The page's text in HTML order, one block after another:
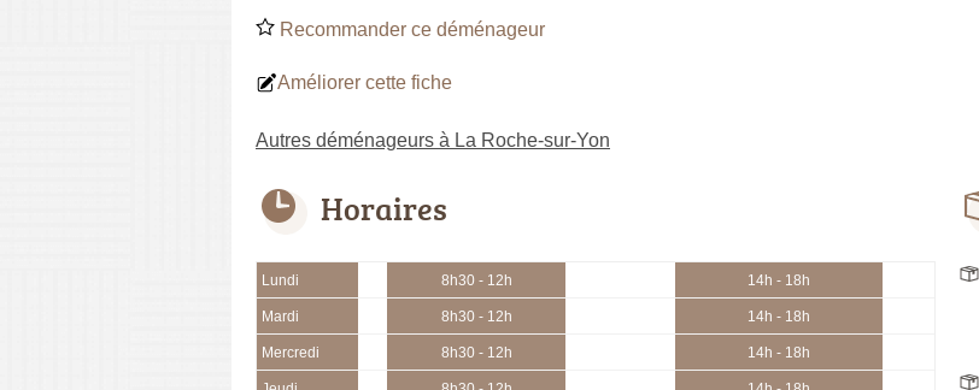
Recommander ce déménageur
Améliorer cette fiche
Autres déménageurs à La Roche-sur-Yon
Horaires
Lundi 8h30 - 12h 14h - 18h
Mardi 8h30 - 12h 14h - 18h
Mercredi 8h30 - 12h 14h - 18h